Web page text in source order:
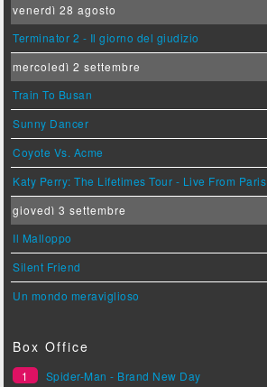
venerdì 28 agosto
Terminator 2 - Il giorno del giudizio
mercoledì 2 settembre
Train To Busan
Sunny Dancer
Coyote Vs. Acme
Katy Perry: The Lifetimes Tour - Live From Paris
giovedì 3 settembre
Il Malloppo
Silent Friend
Un mondo meraviglioso
Box Office
1
Spider-Man - Brand New Day